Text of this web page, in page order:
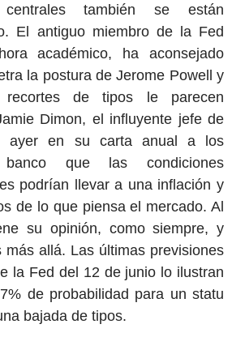
también se están
El antiguo miembro de la Fed
académico, ha aconsejado
la postura de Jerome Powell y
de tipos le parecen
Dimon, el influyente jefe de
ayer en su carta anual a los
que las condiciones
podrían llevar a una inflación y
de lo que piensa el mercado. Al
su opinión, como siempre, y
más allá. Las últimas previsiones
la Fed del 12 de junio lo ilustran
de probabilidad para un statu
bajada de tipos.